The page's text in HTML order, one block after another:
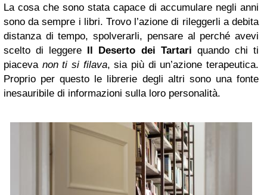
La cosa che sono stata capace di accumulare negli anni
sono da sempre i libri. Trovo l’azione di rileggerli a debita
distanza di tempo, spolverarli, pensare al perché avevi
scelto di leggere Il Deserto dei Tartari quando chi ti
piaceva non ti si filava, sia più di un’azione terapeutica.
Proprio per questo le librerie degli altri sono una fonte
inesauribile di informazioni sulla loro personalità.